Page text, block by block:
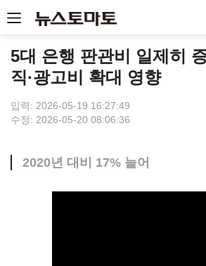
5대 은행 판관비 일제히
직·광고비 확대 영향
입력: 2026-05-19 16:27:49
수정: 2026-05-20 08:06:36
2020년 대비 17% 늘어